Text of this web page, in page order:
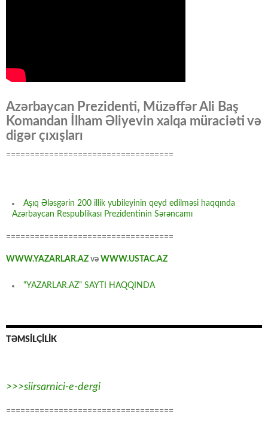
Azərbaycan Prezidenti, Müzəffər Ali Baş
Komandan İlham Əliyevin xalqa müraciəti və
digər çıxışları
===================================
Aşıq Ələsgərin 200 illik yubileyinin qeyd edilməsi haqqında
Azərbaycan Respublikası Prezidentinin Sərəncamı
===================================
WWW.YAZARLAR.AZ və WWW.USTAC.AZ
“YAZARLAR.AZ” SAYTI HAQQINDA
TƏMSİLÇİLİK
>>>siirsarnici-e-dergi
===================================